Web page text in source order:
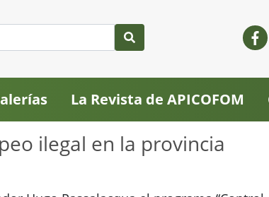
La Revista de APICOFOM
ilegal en la provincia